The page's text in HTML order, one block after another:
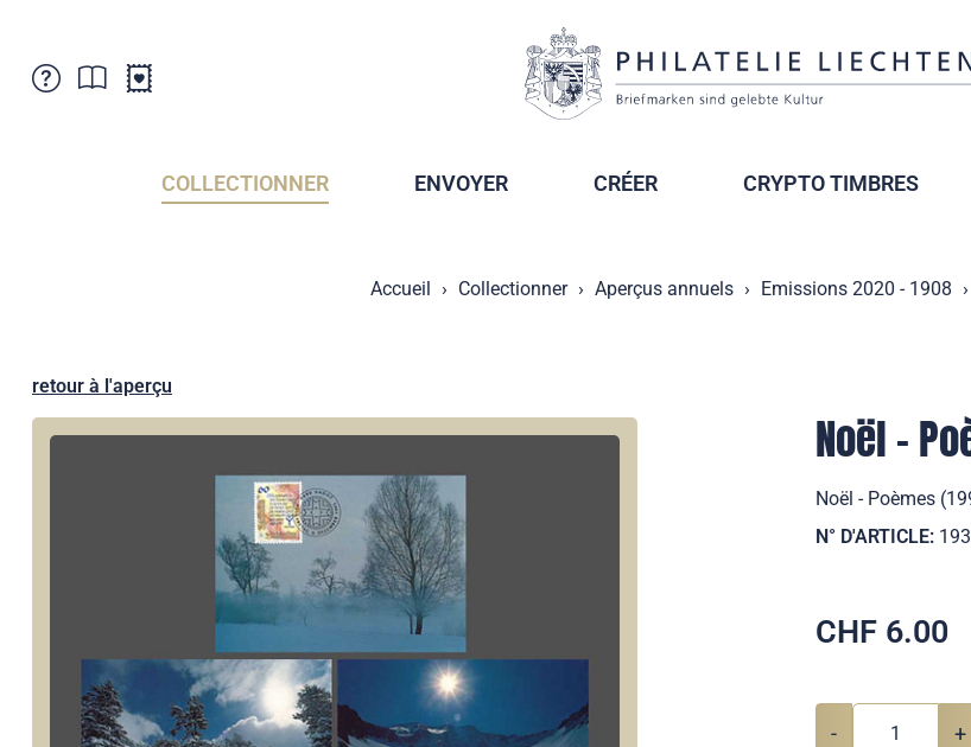
Points de vente
AbonnementCOLLECTIONNER ENVOYER CRÉER CRYPTO TIMBRES
Accueil Collectionner Aperçus annuels Emissions 2020 - 1908
retour à l'aperçu
Noël -
Noël - Poèmes
N° D'ARTICLE:
CHF 6.00
- +